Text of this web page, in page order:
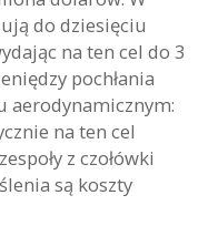
do dziesięciu
na ten cel do 3
pochłania
aerodynamicznym:
na ten cel
z czołówki
są koszty